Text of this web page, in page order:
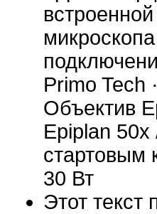
Primo Tech
Объектив
Epiplan
стартовым
30 Вт
Этот текст